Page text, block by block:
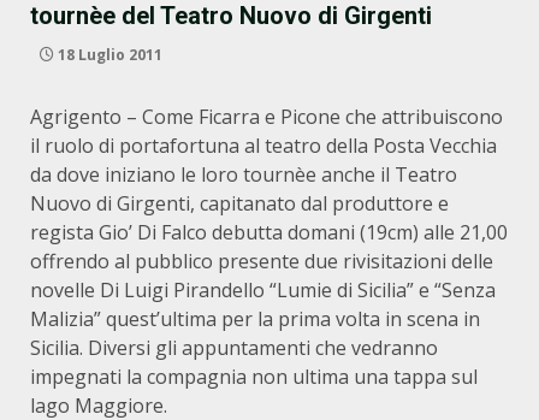
tournèe del Teatro Nuovo di Girgenti
18 Luglio 2011
Agrigento – Come Ficarra e Picone che attribuiscono
il ruolo di portafortuna al teatro della Posta Vecchia
da dove iniziano le loro tournèe anche il Teatro
Nuovo di Girgenti, capitanato dal produttore e
regista Gio’ Di Falco debutta domani (19cm) alle 21,00
offrendo al pubblico presente due rivisitazioni delle
novelle Di Luigi Pirandello “Lumie di Sicilia” e “Senza
Malizia” quest’ultima per la prima volta in scena in
Sicilia. Diversi gli appuntamenti che vedranno
impegnati la compagnia non ultima una tappa sul
lago Maggiore.